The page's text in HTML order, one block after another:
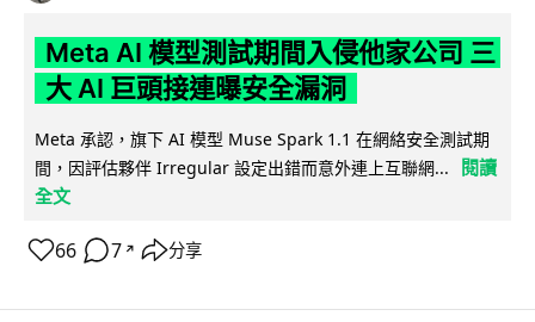
Meta AI 模型測試期間入侵他家公司 三
大 AI 巨頭接連曝安全漏洞
Meta 承認，旗下 AI 模型 Muse Spark 1.1 在網絡安全測試期
間，因評估夥伴 Irregular 設定出錯而意外連上互聯網...
閱讀
全文
66 7 ↗ 分享